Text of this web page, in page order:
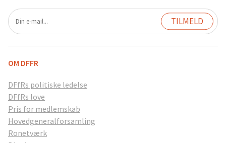
OM DFFR
DFfRs politiske ledelse
DFfRs love
Pris for medlemskab
Hovedgeneralforsamling
Ronetværk